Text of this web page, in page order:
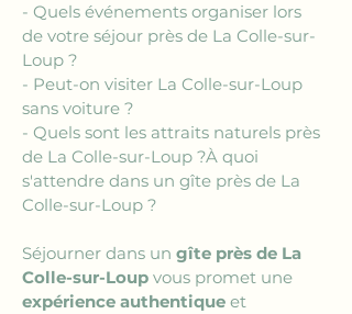
- Quels événements organiser lors
de votre séjour près de La Colle-sur-
Loup ?
- Peut-on visiter La Colle-sur-Loup
sans voiture ?
- Quels sont les attraits naturels près
de La Colle-sur-Loup ?À quoi
s'attendre dans un gîte près de La
Colle-sur-Loup ?
Séjourner dans un gîte près de La
Colle-sur-Loup vous promet une
expérience authentique et